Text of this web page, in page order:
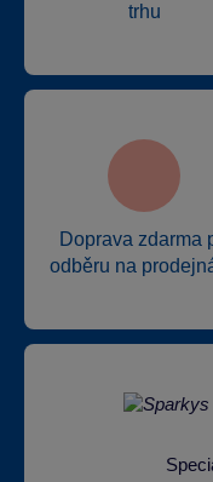
trhu
Doprava zdarma
odběru na